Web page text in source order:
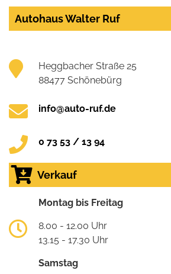
Autohaus Walter Ruf
Heggbacher Straße 25
88477 Schönebürg
info@auto-ruf.de
0 73 53 / 13 94
Verkauf
Montag bis Freitag
8.00 - 12.00 Uhr
13.15 - 17.30 Uhr
Samstag